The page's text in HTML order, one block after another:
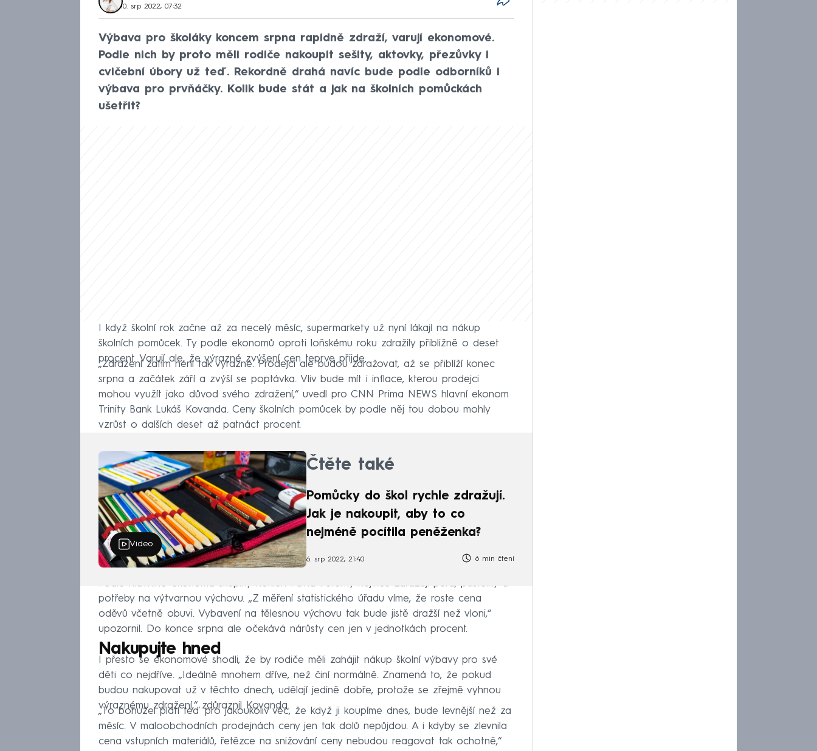
10. srp 2022, 07:32
Výbava pro školáky koncem srpna rapidně zdraží, varují ekonomové.
Podle nich by proto měli rodiče nakoupit sešity, aktovky, přezůvky i
cvičební úbory už teď. Rekordně drahá navíc bude podle odborníků i
výbava pro prvňáčky. Kolik bude stát a jak na školních pomůckách
ušetřit?
I když školní rok začne až za necelý měsíc, supermarkety už nyní lákají na nákup
školních pomůcek. Ty podle ekonomů oproti loňskému roku zdražily přibližně o deset
procent. Varují ale, že výrazné zvýšení cen teprve přijde.
„Zdražení zatím není tak výrazné. Prodejci ale budou zdražovat, až se přiblíží konec
srpna a začátek září a zvýší se poptávka. Vliv bude mít i inflace, kterou prodejci
mohou využít jako důvod svého zdražení,“ uvedl pro CNN Prima NEWS hlavní ekonom
Trinity Bank Lukáš Kovanda. Ceny školních pomůcek by podle něj tou dobou mohly
vzrůst o dalších deset až patnáct procent.
Video
Čtěte také
Pomůcky do škol rychle zdražují.
Jak je nakoupit, aby to co
nejméně pocítila peněženka?
6. srp 2022, 21:40 6 min čtení
Podle hlavního ekonoma skupiny Roklen Pavla Peterky nejvíce zdražují pera, pastelky a
potřeby na výtvarnou výchovu. „Z měření statistického úřadu víme, že roste cena
oděvů včetně obuvi. Vybavení na tělesnou výchovu tak bude jistě dražší než vloni,“
upozornil. Do konce srpna ale očekává nárůsty cen jen v jednotkách procent.
Nakupujte hned
I přesto se ekonomové shodli, že by rodiče měli zahájit nákup školní výbavy pro své
děti co nejdříve. „Ideálně mnohem dříve, než činí normálně. Znamená to, že pokud
budou nakupovat už v těchto dnech, udělají jedině dobře, protože se zřejmě vyhnou
výraznému zdražení,“ zdůraznil Kovanda.
„To bohužel platí teď pro jakoukoliv věc, že když ji koupíme dnes, bude levnější než za
měsíc. V maloobchodních prodejnách ceny jen tak dolů nepůjdou. A i kdyby se zlevnila
cena vstupních materiálů, řetězce na snižování ceny nebudou reagovat tak ochotně,“